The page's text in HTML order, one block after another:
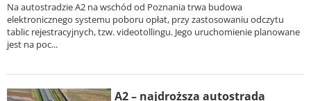
Na autostradzie A2 na wschód od Poznania trwa budowa
elektronicznego systemu poboru opłat, przy zastosowaniu odczytu
tablic rejestracyjnych, tzw. videotollingu. Jego uruchomienie planowane
jest na poc...
A2 – najdroższa autostrada